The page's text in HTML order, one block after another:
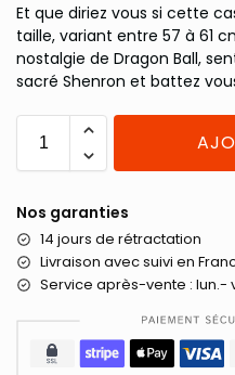
Et que diriez vous si cette
taille, variant entre 57 à 61
nostalgie de Dragon Ball,
sacré Shenron et battez
Nos garanties
14 jours de rétractation
Livraison avec suivi en
Service après-vente : lun.-